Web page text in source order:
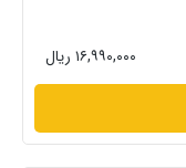
۱۶,۹۹۰,۰۰۰ ریال